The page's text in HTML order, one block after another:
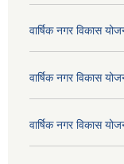
वार्षिक नगर विकास
वार्षिक नगर विकास
वार्षिक नगर विकास